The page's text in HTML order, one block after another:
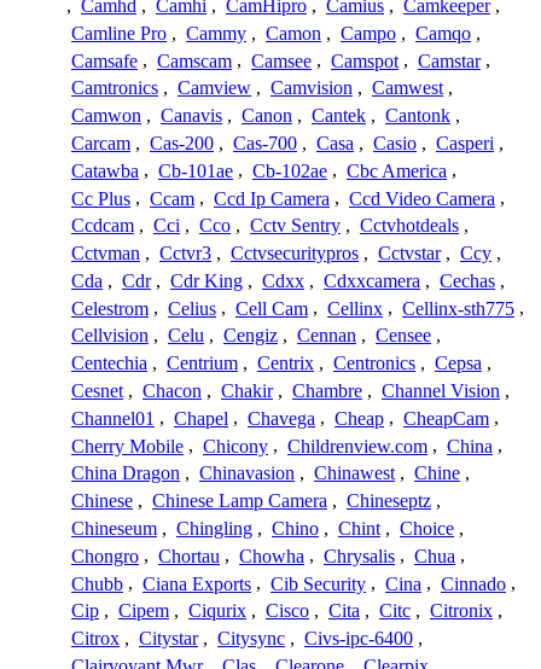
, Camhd , Camhi , CamHipro , Camius , Camkeeper ,
Camline Pro , Cammy , Camon , Campo , Camqo ,
Camsafe , Camscam , Camsee , Camspot , Camstar ,
Camtronics , Camview , Camvision , Camwest ,
Camwon , Canavis , Canon , Cantek , Cantonk ,
Carcam , Cas-200 , Cas-700 , Casa , Casio , Casperi ,
Catawba , Cb-101ae , Cb-102ae , Cbc America ,
Cc Plus , Ccam , Ccd Ip Camera , Ccd Video Camera ,
Ccdcam , Cci , Cco , Cctv Sentry , Cctvhotdeals ,
Cctvman , Cctvr3 , Cctvsecuritypros , Cctvstar , Ccy ,
Cda , Cdr , Cdr King , Cdxx , Cdxxcamera , Cechas ,
Celestrom , Celius , Cell Cam , Cellinx , Cellinx-sth775 ,
Cellvision , Celu , Cengiz , Cennan , Censee ,
Centechia , Centrium , Centrix , Centronics , Cepsa ,
Cesnet , Chacon , Chakir , Chambre , Channel Vision ,
Channel01 , Chapel , Chavega , Cheap , CheapCam ,
Cherry Mobile , Chicony , Childrenview.com , China ,
China Dragon , Chinavasion , Chinawest , Chine ,
Chinese , Chinese Lamp Camera , Chineseptz ,
Chineseum , Chingling , Chino , Chint , Choice ,
Chongro , Chortau , Chowha , Chrysalis , Chua ,
Chubb , Ciana Exports , Cib Security , Cina , Cinnado ,
Cip , Cipem , Ciqurix , Cisco , Cita , Citc , Citronix ,
Citrox , Citystar , Citysync , Civs-ipc-6400 ,